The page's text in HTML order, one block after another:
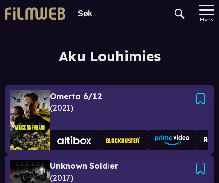
Meny
Aku Louhimies
Omerta 6/12
2021
Unknown Soldier
2017